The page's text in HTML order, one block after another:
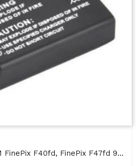
BATTERIA FUJIFILM FinePix F40fd, FinePix F47fd 900mAh Li-Ion